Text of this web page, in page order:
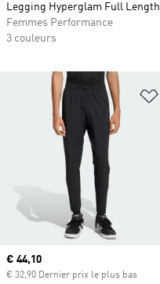
Legging Hyperglam Full Length
Femmes Performance
3 couleurs
Prix actuel
€ 44,10
€ 32,90 Dernier prix le plus bas